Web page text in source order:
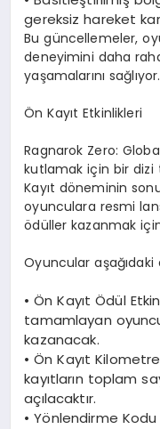
gereksiz hareket
Bu güncellemeler,
deneyimini daha
yaşamalarını sağlıyor.
Ön Kayıt Etkinlikleri
Ragnarok Zero:
kutlamak için bir
Kayıt döneminin
oyunculara resmi
ödüller kazanmak
Oyuncular aşağıdaki
•Ön Kayıt Ödül
tamamlayan
kazanacak.
•Ön Kayıt
kayıtların toplam
açılacaktır.
•Yönlendirme Kodu